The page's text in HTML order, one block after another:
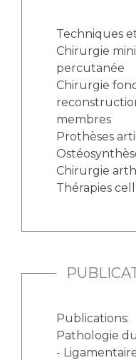
Techniques
Chirurgie
percutanée
Chirurgie
membres
Prothèses
Chirurgie
Thérapies
Publications:
Pathologie
-